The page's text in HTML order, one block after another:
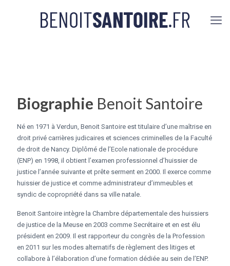
Biographie Benoit Santoire
Né en 1971 à Verdun, Benoit Santoire est titulaire d’une maîtrise en
droit privé carrières judicaires et sciences criminelles de la Faculté
de droit de Nancy. Diplômé de l’Ecole nationale de procédure
(ENP) en 1998, il obtient l’examen professionnel d’huissier de
justice l’année suivante et prête serment en 2000. Il exerce comme
huissier de justice et comme administrateur d’immeubles et
syndic de copropriété dans sa ville natale.
Benoit Santoire intègre la Chambre départementale des huissiers
de justice de la Meuse en 2003 comme Secrétaire et en est élu
président en 2009. Il est rapporteur du congrès de la Profession
en 2011 sur les modes alternatifs de règlement des litiges et
collabore à l’élaboration d’une formation dédiée au sein de l’ENP.